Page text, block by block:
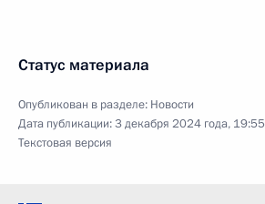
Статус материала
Опубликован в разделе: Новости
Дата публикации:3 декабря 2024 года, 19:55
Текстовая версия